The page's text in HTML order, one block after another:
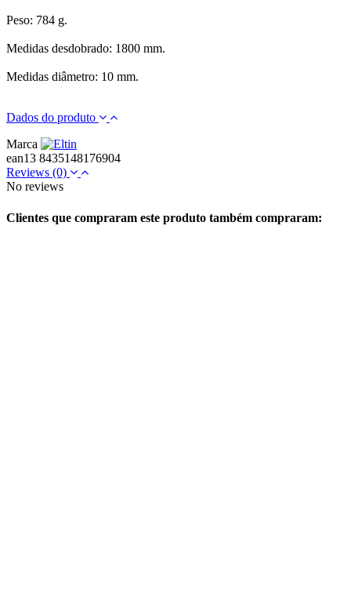
Peso: 784 g.
Medidas desdobrado: 1800 mm.
Medidas diâmetro: 10 mm.
Dados do produto
Marca
ean13 8435148176904
Reviews (0)
No reviews
Clientes que compraram este produto também compraram: